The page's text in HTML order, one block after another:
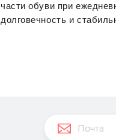
части обуви при
долговечность и